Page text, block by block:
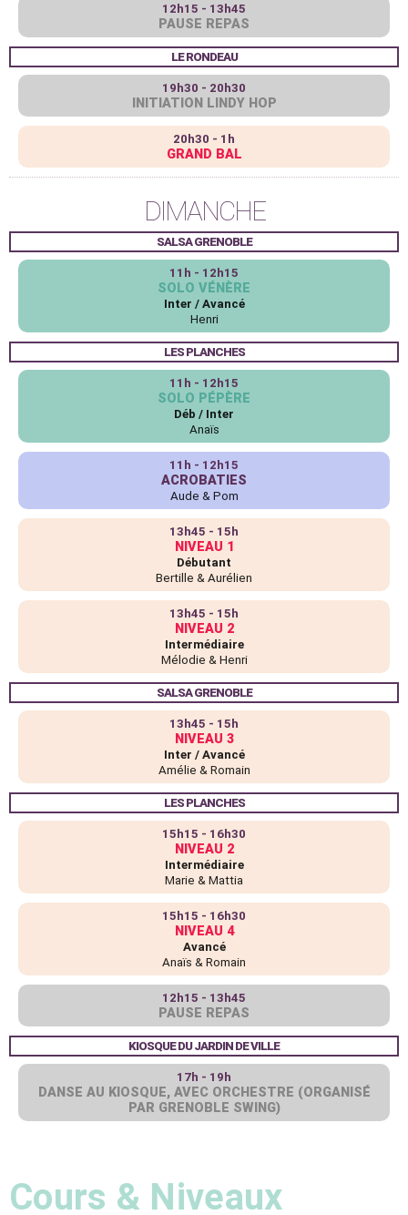
12h15 - 13h45
PAUSE REPAS
LE RONDEAU
19h30 - 20h30
INITIATION LINDY HOP
20h30 - 1h
GRAND BAL
DIMANCHE
SALSA GRENOBLE
11h - 12h15
SOLO VÉNÈRE
Inter / Avancé
Henri
LES PLANCHES
11h - 12h15
SOLO PÉPÈRE
Déb / Inter
Anaïs
11h - 12h15
ACROBATIES
Aude & Pom
13h45 - 15h
NIVEAU 1
Débutant
Bertille & Aurélien
13h45 - 15h
NIVEAU 2
Intermédiaire
Mélodie & Henri
SALSA GRENOBLE
13h45 - 15h
NIVEAU 3
Inter / Avancé
Amélie & Romain
LES PLANCHES
15h15 - 16h30
NIVEAU 2
Intermédiaire
Marie & Mattia
15h15 - 16h30
NIVEAU 4
Avancé
Anaïs & Romain
12h15 - 13h45
PAUSE REPAS
KIOSQUE DU JARDIN DE VILLE
17h - 19h
DANSE AU KIOSQUE, AVEC ORCHESTRE (ORGANISÉ
PAR GRENOBLE SWING)
Cours & Niveaux